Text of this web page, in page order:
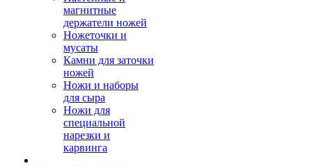
магнитные
держатели ножей
Ножеточки и
мусаты
Камни для заточки
ножей
Ножи и наборы
для сыра
Ножи для
специальной
нарезки и
карвинга